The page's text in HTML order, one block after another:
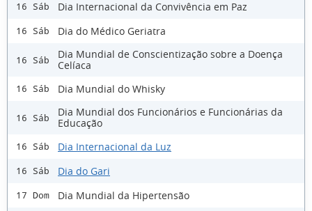
16 Sáb Dia Internacional da Convivência em Paz
16 Sáb Dia do Médico Geriatra
16 Sáb
Dia Mundial de Conscientização sobre a Doença
Celíaca
16 Sáb Dia Mundial do Whisky
16 Sáb
Dia Mundial dos Funcionários e Funcionárias da
Educação
16 Sáb Dia Internacional da Luz
16 Sáb Dia do Gari
17 Dom Dia Mundial da Hipertensão